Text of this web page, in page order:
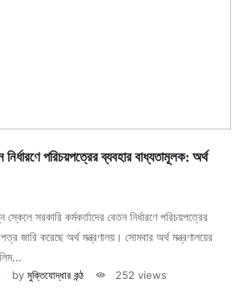
নির্ধারণে পরিচয়পত্রের ব্যবহার বাধ্যতামূলক: অর্থ
সরকারি কর্মকর্তাদের বেতন নির্ধারণে পরিচয়পত্রের
জারি করেছে অর্থ মন্ত্রণালয়। সোমবার অর্থ মন্ত্রণালয়ের
by মুক্তিযোদ্ধার কন্ঠ 252 views